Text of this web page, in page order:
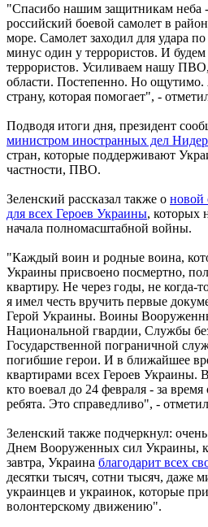
"Спасибо нашим защитникам неба -
российский боевой самолет в
море. Самолет заходил для удара
минус один у террористов. И
террористов. Усиливаем нашу
области. Постепенно. Но
страну, которая помогает", -
Подводя итоги дня, президент
министром иностранных дел
стран, которые поддерживают
частности, ПВО.
Зеленский рассказал также о новой
для всех Героев Украины, которых
начала полномасштабной войны.
"Каждый воин и родные воина,
Украины присвоено посмертно,
квартиру. Не через годы, не когда-
я имел честь вручить первые
Герой Украины. Воины
Национальной гвардии, Службы
Государственной пограничной
погибшие герои. И в ближайшее
квартирами всех Героев Украины.
кто воевал до 24 февраля - за
ребята. Это справедливо", -
Зеленский также подчеркнул:
Днем Вооруженных сил Украины,
завтра, Украина благодарит всех
десятки тысяч, сотни тысяч, даже
украинцев и украинок, которые
волонтерскому движению".